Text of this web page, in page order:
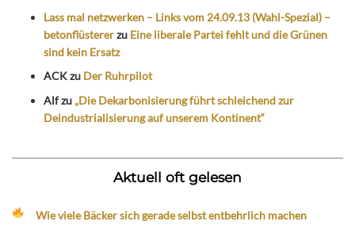
Lass mal netzwerken – Links vom 24.09.13 (Wahl-Spezial) –
betonflüstererzu Eine liberale Partei fehlt und die Grünen
sind kein Ersatz
ACKzu Der Ruhrpilot
Alfzu „Die Dekarbonisierung führt schleichend zur
Deindustrialisierung auf unserem Kontinent“
Aktuell oft gelesen
Wie viele Bäcker sich gerade selbst entbehrlich machen